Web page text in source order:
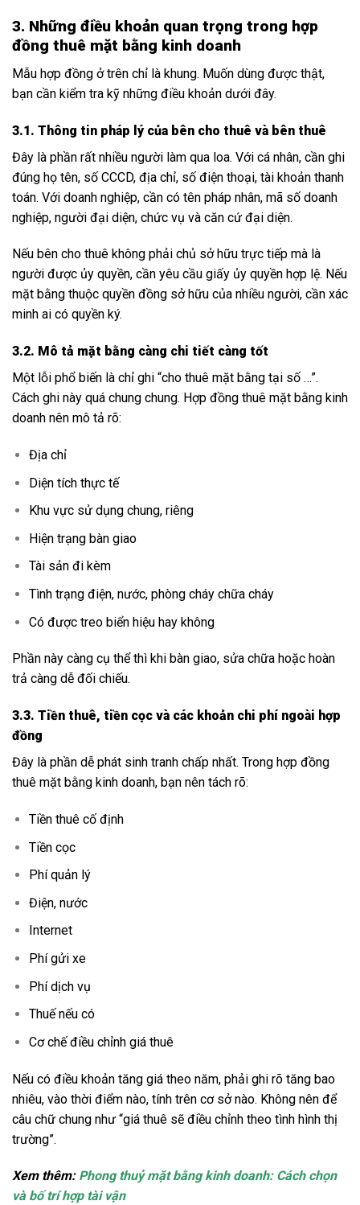
3. Những điều khoản quan trọng trong hợp
đồng thuê mặt bằng kinh doanh
Mẫu hợp đồng ở trên chỉ là khung. Muốn dùng được thật,
bạn cần kiểm tra kỹ những điều khoản dưới đây.
3.1. Thông tin pháp lý của bên cho thuê và bên thuê
Đây là phần rất nhiều người làm qua loa. Với cá nhân, cần ghi
đúng họ tên, số CCCD, địa chỉ, số điện thoại, tài khoản thanh
toán. Với doanh nghiệp, cần có tên pháp nhân, mã số doanh
nghiệp, người đại diện, chức vụ và căn cứ đại diện.
Nếu bên cho thuê không phải chủ sở hữu trực tiếp mà là
người được ủy quyền, cần yêu cầu giấy ủy quyền hợp lệ. Nếu
mặt bằng thuộc quyền đồng sở hữu của nhiều người, cần xác
minh ai có quyền ký.
3.2. Mô tả mặt bằng càng chi tiết càng tốt
Một lỗi phổ biến là chỉ ghi “cho thuê mặt bằng tại số …”.
Cách ghi này quá chung chung. Hợp đồng thuê mặt bằng kinh
doanh nên mô tả rõ:
Địa chỉ
Diện tích thực tế
Khu vực sử dụng chung, riêng
Hiện trạng bàn giao
Tài sản đi kèm
Tình trạng điện, nước, phòng cháy chữa cháy
Có được treo biển hiệu hay không
Phần này càng cụ thể thì khi bàn giao, sửa chữa hoặc hoàn
trả càng dễ đối chiếu.
3.3. Tiền thuê, tiền cọc và các khoản chi phí ngoài hợp
đồng
Đây là phần dễ phát sinh tranh chấp nhất. Trong hợp đồng
thuê mặt bằng kinh doanh, bạn nên tách rõ:
Tiền thuê cố định
Tiền cọc
Phí quản lý
Điện, nước
Internet
Phí gửi xe
Phí dịch vụ
Thuế nếu có
Cơ chế điều chỉnh giá thuê
Nếu có điều khoản tăng giá theo năm, phải ghi rõ tăng bao
nhiêu, vào thời điểm nào, tính trên cơ sở nào. Không nên để
câu chữ chung như “giá thuê sẽ điều chỉnh theo tình hình thị
trường”.
Xem thêm: Phong thuỷ mặt bằng kinh doanh: Cách chọn
và bố trí hợp tài vận